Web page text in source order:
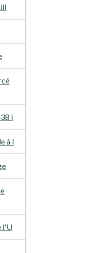
i
à l
l'U